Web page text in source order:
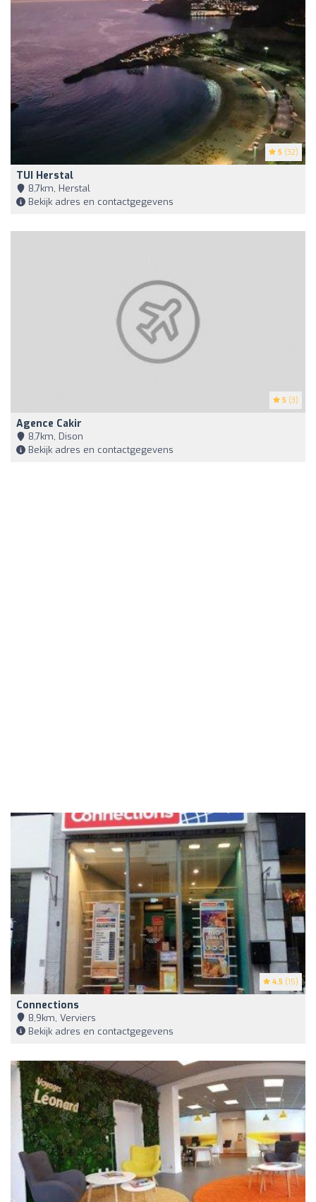
5 (32)
TUI Herstal
8,7km, Herstal
Bekijk adres en contactgegevens
5 (3)
Agence Cakir
8,7km, Dison
Bekijk adres en contactgegevens
4.5 (15)
Connections
8,9km, Verviers
Bekijk adres en contactgegevens